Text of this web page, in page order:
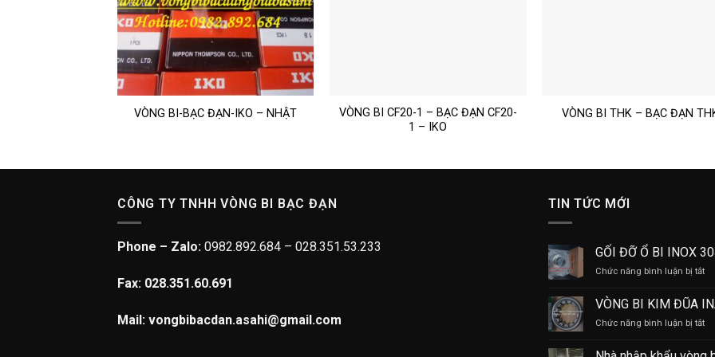
VÒNG BI-BẠC ĐẠN-IKO – NHẬT
VÒNG BI CF20-1 – BẠC ĐẠN CF20-
1 – IKO
VÒNG BI THK – BẠC ĐẠN
CÔNG TY TNHH VÒNG BI BẠC ĐẠN
Phone – Zalo: 0982.892.684 – 028.351.53.233
Fax: 028.351.60.691
Mail: vongbibacdan.asahi@gmail.com
TIN TỨC MỚI
GỐI ĐỠ Ổ BI INOX
Chức năng bình luận bị tắtở
ĐỠ
Ổ
BI
VÒNG BI KIM ĐŨA
Chức năng bình luận bị tắtở
BI